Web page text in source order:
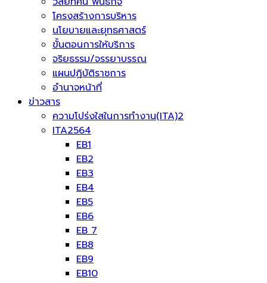
โครงสร้างการบริหาร
นโยบายและยุทธศาสตร์
ขั้นตอนการให้บริการ
จริยธรรม/จรรยาบรรณ
แผนปฏิบัติราชการ
อำนาจหน้าที่
ข่าวสาร
ความโปร่งใสในการทำงาน(ITA)2
ITA2564
EB1
EB2
EB3
EB4
EB5
EB6
EB 7
EB8
EB9
EB10